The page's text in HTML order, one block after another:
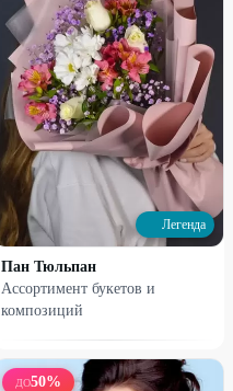
2520 ₽ 3350₽
47%
Сборная коробка
Легенда
Пан Тюльпан
Ассортимент букетов и
композиций
ДО50%